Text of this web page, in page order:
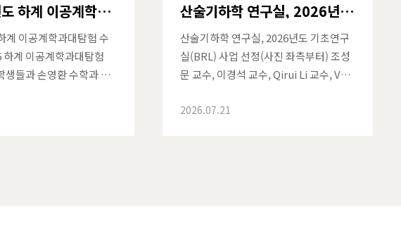
하계 이공계학과
과 방문
계 이공계학과대탐험 수
계 이공계학과대탐험
생들과 손영환 수학과 교
서 '2026학년도 하계 이
산술기하학 연구실, 2026년도
기초연구실(BRL) 사업 선정
산술기하학 연구실, 2026년도 기초연구
실(BRL) 사업 선정(사진 좌측부터) 조성
문 교수, 이경석 교수, Qirui Li 교수, Val
조성문 교수, 홍정택, 이유찬 대학원생포
2026.07.21